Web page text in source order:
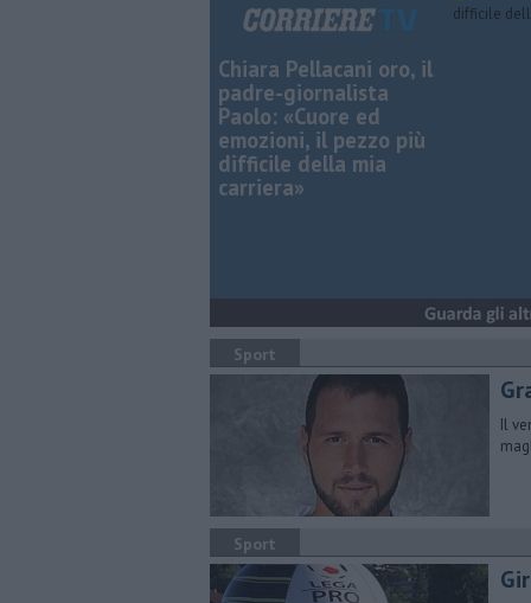
Chiara Pellacani oro, il
padre-giornalista
Paolo: «Cuore ed
emozioni, il pezzo più
difficile della mia
carriera»
Sport
Il
Sport